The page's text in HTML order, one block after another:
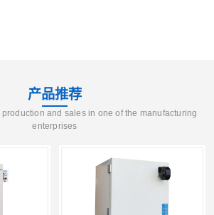
产品推荐
and sales in one of the manufacturing
enterprises